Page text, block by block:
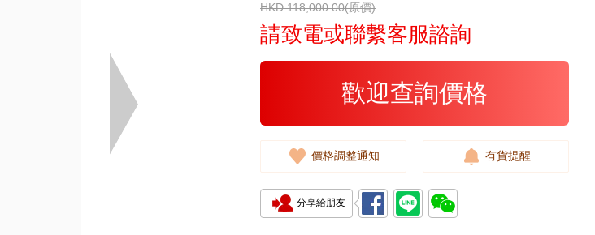
HKD 118,000.00(原價)
請致電或聯繫客服諮詢
歡迎查詢價格
價格調整通知 有貨提醒
分享給朋友